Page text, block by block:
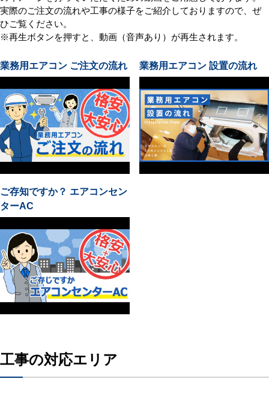
実際のご注文の流れや工事の様子をご紹介しておりますので、ぜ
ひご覧ください。
※再生ボタンを押すと、動画（音声あり）が再生されます。
業務用エアコン ご注文の流れ 業務用エアコン 設置の流れ
ご存知ですか？ エアコンセン
ターAC
工事の対応エリア